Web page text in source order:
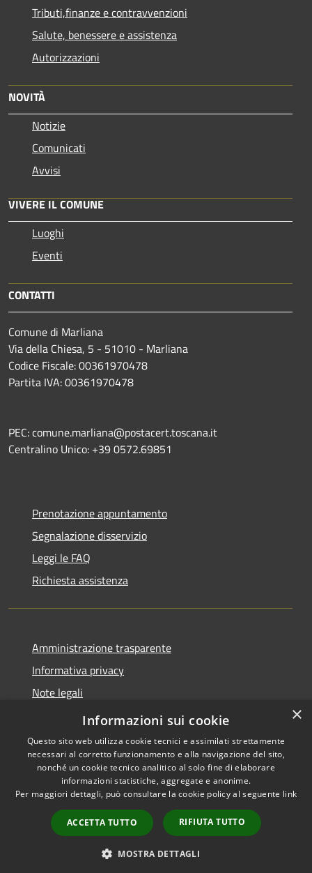
Tributi,finanze e contravvenzioni
Salute, benessere e assistenza
Autorizzazioni
NOVITÀ
Notizie
Comunicati
Avvisi
VIVERE IL COMUNE
Luoghi
Eventi
CONTATTI
Comune di Marliana
Via della Chiesa, 5 - 51010 - Marliana
Codice Fiscale: 00361970478
Partita IVA: 00361970478
PEC: comune.marliana@postacert.toscana.it
Centralino Unico: +39 0572.69851
Prenotazione appuntamento
Segnalazione disservizio
Leggi le FAQ
Richiesta assistenza
Amministrazione trasparente
Informativa privacy
Note legali
Dichiarazione di accessibilità
Accessibilità
Copyright © 2026 • Comune di
Marliana • Powered by
Municipium•
Accesso
redazione
×
Informazioni sui cookie
Questo sito web utilizza cookie tecnici e assimilati strettamente
necessari al corretto funzionamento e alla navigazione del sito,
nonché un cookie tecnico analitico al solo fine di elaborare
informazioni statistiche, aggregate e anonime.
Per maggiori dettagli, può consultare la cookie policy al seguente link
ACCETTA TUTTO RIFIUTA TUTTO
MOSTRA DETTAGLI